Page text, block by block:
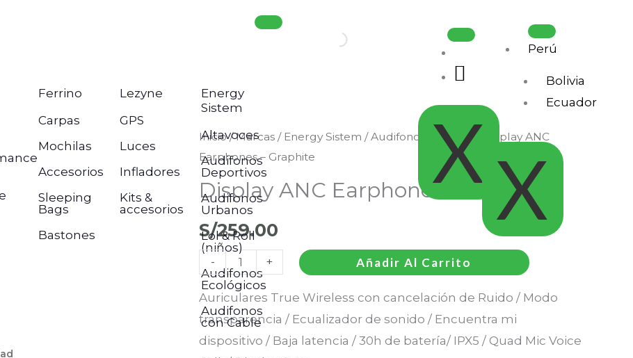
Ferrino
Carpas
Mochilas
Accesorios
Sleeping
Bags
Bastones
Lezyne
GPS
Luces
Infladores
Kits &
accesorios
Energy
Sistem
Altavoces
Audifonos
Deportivos
Audifonos
Urbanos
Lol & Roll
(niños)
Audifonos
Ecológicos
Audifonos
con Cable
X
Perú
Bolivia
Ecuador
X
Inicio/Marcas / Energy Sistem /Audifonos Urbanos/ Display ANC
Earphones – Graphite
Display ANC Earphones – Graphite
S/259.00
-
Display
ANC
Earphones
–
Graphite
cantidad
+
Añadir Al Carrito
Auriculares True Wireless con cancelación de Ruido / Modo
transparencia / Ecualizador de sonido / Encuentra mi
dispositivo / Baja latencia / 30h de batería/ IPX5 / Quad Mic Voice